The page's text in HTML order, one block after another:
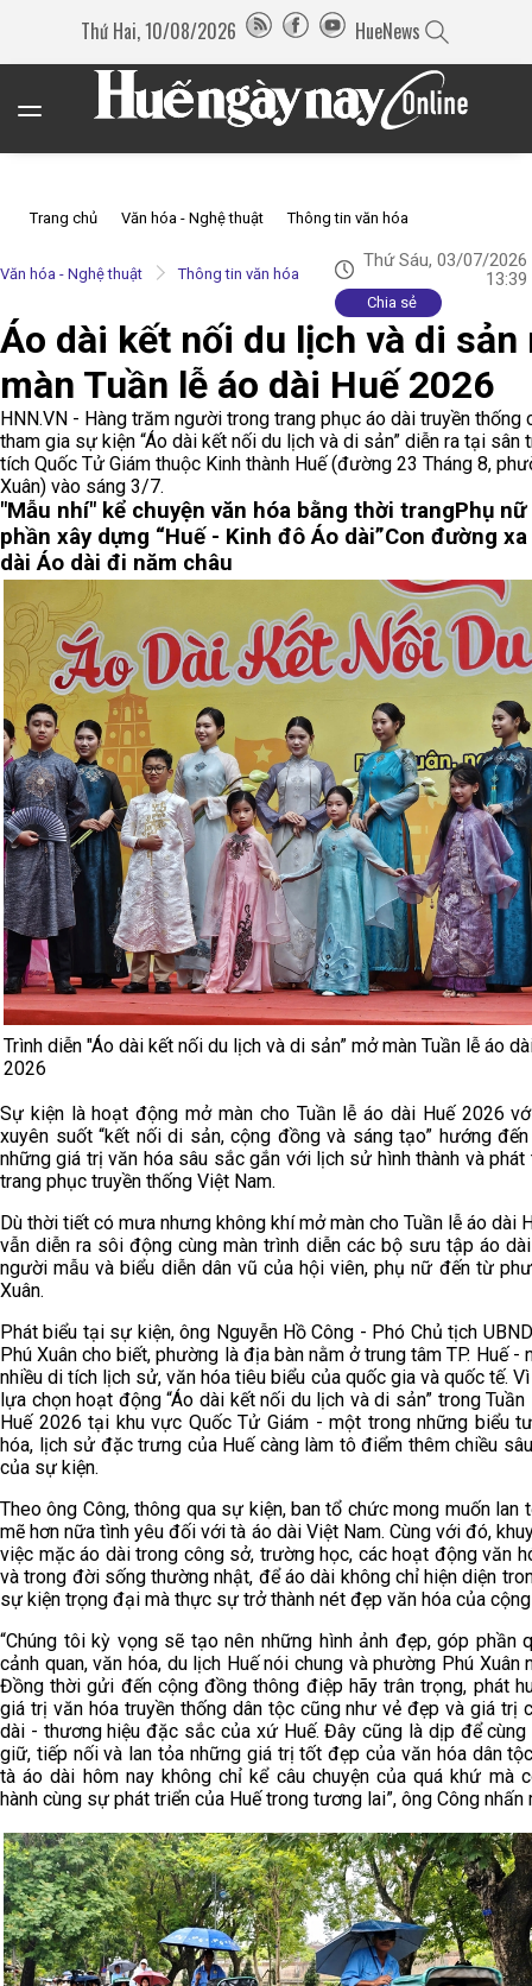
Thứ Hai, 10/08/2026 HueNews
Trang chủ Văn hóa - Nghệ thuật Thông tin văn hóa
Văn hóa - Nghệ thuật Thông tin văn hóa
Thứ Sáu, 03/07/2026
13:39
Chia sẻ
Áo dài kết nối du lịch và di sản
màn Tuần lễ áo dài Huế 2026
HNN.VN - Hàng trăm người trong trang phục áo dài truyền thống
tham gia sự kiện “Áo dài kết nối du lịch và di sản” diễn ra tại sân
tích Quốc Tử Giám thuộc Kinh thành Huế (đường 23 Tháng 8,
Xuân) vào sáng 3/7.
"Mẫu nhí" kể chuyện văn hóa bằng thời trangPhụ
phần xây dựng “Huế - Kinh đô Áo dài”Con đường xa
dàiÁo dài đi năm châu
Trình diễn "Áo dài kết nối du lịch và di sản” mở màn Tuần lễ áo
2026
Sự kiện là hoạt động mở màn cho Tuần lễ áo dài Huế 2026
xuyên suốt “kết nối di sản, cộng đồng và sáng tạo” hướng
những giá trị văn hóa sâu sắc gắn với lịch sử hình thành và phát
trang phục truyền thống Việt Nam.
Dù thời tiết có mưa nhưng không khí mở màn cho Tuần lễ áo dài
vẫn diễn ra sôi động cùng màn trình diễn các bộ sưu tập áo
người mẫu và biểu diễn dân vũ của hội viên, phụ nữ đến từ
Xuân.
Phát biểu tại sự kiện, ông Nguyễn Hồ Công - Phó Chủ tịch
Phú Xuân cho biết, phường là địa bàn nằm ở trung tâm TP. Huế -
nhiều di tích lịch sử, văn hóa tiêu biểu của quốc gia và quốc tế.
lựa chọn hoạt động “Áo dài kết nối du lịch và di sản” trong Tuần
Huế 2026 tại khu vực Quốc Tử Giám - một trong những biểu
hóa, lịch sử đặc trưng của Huế càng làm tô điểm thêm chiều
của sự kiện.
Theo ông Công, thông qua sự kiện, ban tổ chức mong muốn lan
mẽ hơn nữa tình yêu đối với tà áo dài Việt Nam. Cùng với đó,
việc mặc áo dài trong công sở, trường học, các hoạt động văn
và trong đời sống thường nhật, để áo dài không chỉ hiện diện
sự kiện trọng đại mà thực sự trở thành nét đẹp văn hóa của
“Chúng tôi kỳ vọng sẽ tạo nên những hình ảnh đẹp, góp phần
cảnh quan, văn hóa, du lịch Huế nói chung và phường Phú Xuân
Đồng thời gửi đến cộng đồng thông điệp hãy trân trọng, phát
giá trị văn hóa truyền thống dân tộc cũng như vẻ đẹp và giá trị
dài - thương hiệu đặc sắc của xứ Huế. Đây cũng là dịp để cùng
giữ, tiếp nối và lan tỏa những giá trị tốt đẹp của văn hóa dân
tà áo dài hôm nay không chỉ kể câu chuyện của quá khứ mà
hành cùng sự phát triển của Huế trong tương lai”, ông Công nhấn